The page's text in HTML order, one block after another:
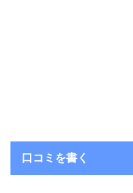
口コミを書く